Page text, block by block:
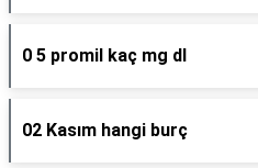
0 5 promil kaç mg dl
02 Kasım hangi burç